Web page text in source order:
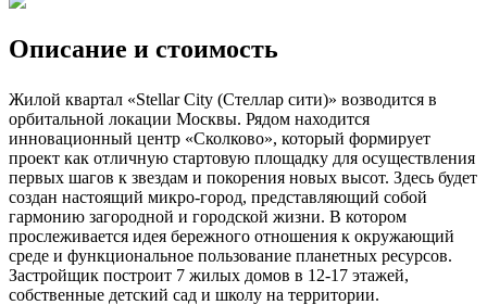
Описание и стоимость
Жилой квартал «Stellar City (Стеллар сити)» возводится в
орбитальной локации Москвы. Рядом находится
инновационный центр «Сколково», который формирует
проект как отличную стартовую площадку для осуществления
первых шагов к звездам и покорения новых высот. Здесь будет
создан настоящий микро-город, представляющий собой
гармонию загородной и городской жизни. В котором
прослеживается идея бережного отношения к окружающий
среде и функциональное пользование планетных ресурсов.
Застройщик построит 7 жилых домов в 12-17 этажей,
собственные детский сад и школу на территории.